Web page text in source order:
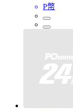
P幣